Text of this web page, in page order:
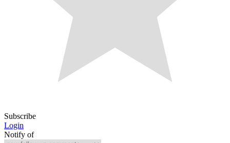
Subscribe
Login
Notify of